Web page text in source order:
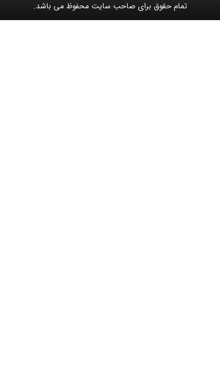
حقوق برای صاحب سایت محفوظ می باشد.